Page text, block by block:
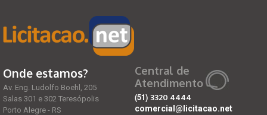
Onde estamos?
Av. Eng. Ludolfo Boehl, 205
Salas 301 e 302 Teresópolis
Porto Alegre - RS
Central de
Atendimento
(51) 3320 4444
comercial@licitacao.net